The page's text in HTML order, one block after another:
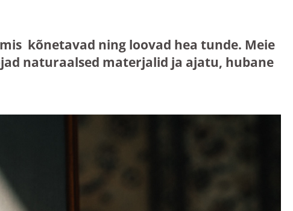
kõnetavad ning loovad hea tunde. Meie
naturaalsed materjalid ja ajatu, hubane